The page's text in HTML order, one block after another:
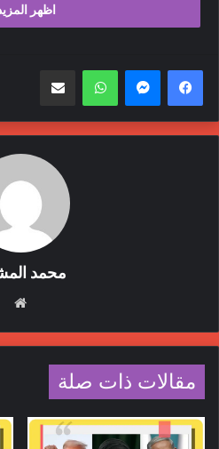
نفذت ضربات انتقامية ردًّا على الهجوم
أمريكا إسرائيل
الإحتلال الإسرائيلي غزة
اظهر
واتساب
محمد
مقالات ذات صلة